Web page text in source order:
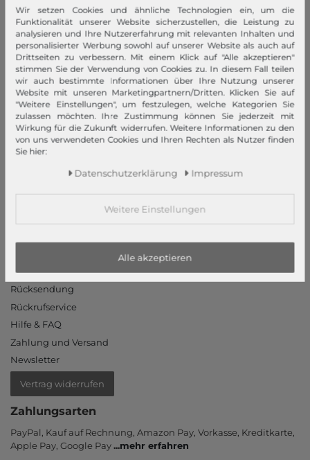
modeherz
Impressum
AGB
Widerrufsrecht
Datenschutzerklärung
Datenschutzeinstellungen
Barrierefreiheitserklärung
Jobs
Unsere Stores
Informationen
Kontakt
Rücksendung
Rückrufservice
Hilfe & FAQ
Zahlung und Versand
Newsletter
Vertrag widerrufen
Zahlungsarten
PayPal, Kauf auf Rechnung, Amazon Pay, Vor­kasse, Kredit­karte,
Apple Pay, Google Pay...mehr erfahren
Wir setzen Cookies und ähnliche Technologien ein, um die
Funktionalität unserer Website sicherzustellen, die Leistung zu
analysieren und Ihre Nutzererfahrung mit relevanten Inhalten und
personalisierter Werbung sowohl auf unserer Website als auch auf
Drittseiten zu verbessern. Mit einem Klick auf "Alle akzeptieren"
stimmen Sie der Verwendung von Cookies zu. In diesem Fall teilen
wir auch bestimmte Informationen über Ihre Nutzung unserer
Website mit unseren Marketingpartnern/Dritten. Klicken Sie auf
"Weitere Einstellungen", um festzulegen, welche Kategorien Sie
zulassen möchten. Ihre Zustimmung können Sie jederzeit mit
Wirkung für die Zukunft widerrufen. Weitere Informationen zu den
von uns verwendeten Cookies und Ihren Rechten als Nutzer finden
Sie hier:
Daten­schutz­erklärung Impressum
Weitere Einstellungen
Alle akzeptieren